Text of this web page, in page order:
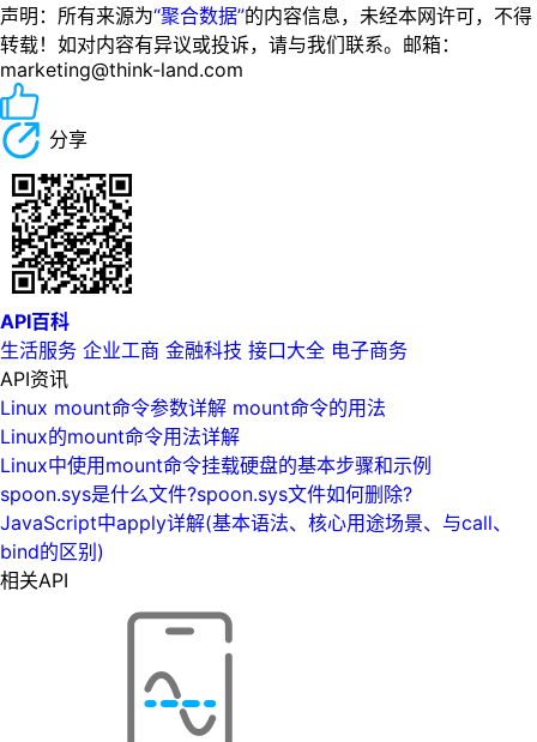
声明：所有来源为“聚合数据”的内容信息，未经本网许可，不得
转载！如对内容有异议或投诉，请与我们联系。邮箱：
marketing@think-land.com
分享
API百科
生活服务 企业工商 金融科技 接口大全 电子商务
API资讯
Linux mount命令参数详解 mount命令的用法
Linux的mount命令用法详解
Linux中使用mount命令挂载硬盘的基本步骤和示例
spoon.sys是什么文件?spoon.sys文件如何删除?
JavaScript中apply详解(基本语法、核心用途场景、与call、
bind的区别)
相关API